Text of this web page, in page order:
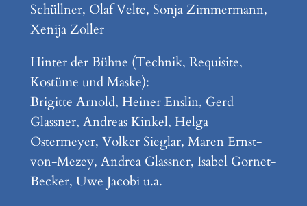
Schüllner, Olaf Velte, Sonja Zimmermann,
Xenija Zoller
Hinter der Bühne (Technik, Requisite,
Kostüme und Maske):
Brigitte Arnold, Heiner Enslin, Gerd
Glassner, Andreas Kinkel, Helga
Ostermeyer, Volker Sieglar, Maren Ernst-
von-Mezey, Andrea Glassner, Isabel Gornet-
Becker, Uwe Jacobi u.a.